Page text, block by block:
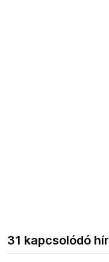
31 kapcsolódó hír